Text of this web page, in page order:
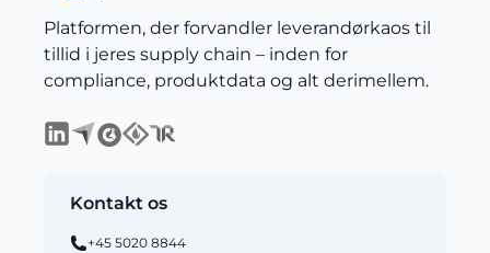
Platformen, der forvandler leverandørkaos til
tillid i jeres supply chain – inden for
compliance, produktdata og alt derimellem.
Kontakt os
+45 5020 8844